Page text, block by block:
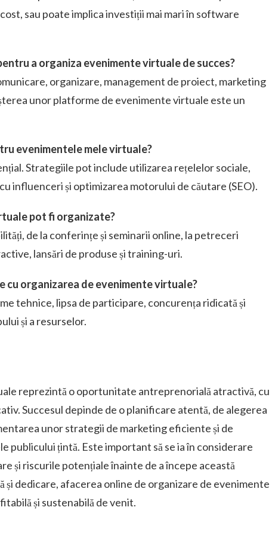
sau poate implica investiții mai mari în software
a organiza evenimente virtuale de succes?
organizare, management de proiect, marketing
unor platforme de evenimente virtuale este un
evenimentele mele virtuale?
Strategiile pot include utilizarea rețelelor sociale,
influenceri și optimizarea motorului de căutare (SEO).
pot fi organizate?
de la conferințe și seminarii online, la petreceri
lansări de produse și training-uri.
cu organizarea de evenimente virtuale?
tehnice, lipsa de participare, concurența ridicată și
și a resurselor.
reprezintă o oportunitate antreprenorială atractivă, cu
Succesul depinde de o planificare atentă, de alegerea
unor strategii de marketing eficiente și de
publicului țintă. Este important să se ia în considerare
și riscurile potențiale înainte de a începe această
și dedicare, afacerea online de organizare de evenimente
și sustenabilă de venit.